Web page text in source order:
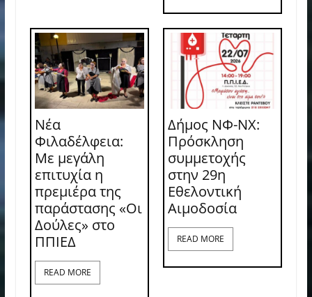
Νέα
Φιλαδέλφεια:
Με μεγάλη
επιτυχία η
πρεμιέρα της
παράστασης «Οι
Δούλες» στο
ΠΠΙΕΔ
READ MORE
Δήμος ΝΦ-ΝΧ:
Πρόσκληση
συμμετοχής
στην 29η
Εθελοντική
Αιμοδοσία
READ MORE